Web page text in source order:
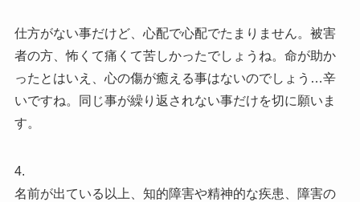
仕方がない事だけど、心配で心配でたまりません。被害
者の方、怖くて痛くて苦しかったでしょうね。命が助か
ったとはいえ、心の傷が癒える事はないのでしょう…辛
いですね。同じ事が繰り返されない事だけを切に願いま
す。
4.
名前が出ている以上、知的障害や精神的な疾患、障害の